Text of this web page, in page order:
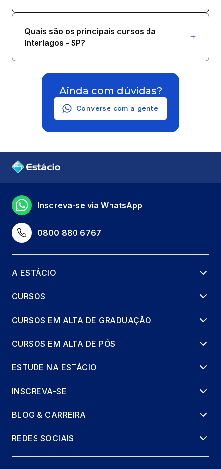
Quais são os principais cursos da
Interlagos - SP?
Ainda com dúvidas?
Converse com a gente
0800 880 6767
Inscreva-se via WhatsApp
A ESTÁCIO
CURSOS
CURSOS EM ALTA DE GRADUAÇÃO
CURSOS EM ALTA DE PÓS
ESTUDE NA ESTÁCIO
INSCREVA-SE
BLOG & CARREIRA
REDES SOCIAIS